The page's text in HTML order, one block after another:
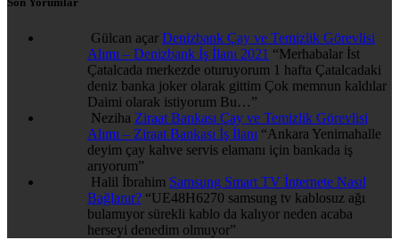
Gülcan açar Denizbank Çay ve Temizlik Görevlisi
Alımı – Denizbank İş İlanı 2021 “Merhabalar İst
Çatalcada merkezde oturuyorum 1 hafta Çatalcadaki
deniz banka joker olarak gittim Çok memnun kaldılar
Daimi olarak istiyorum Bu…”
Neziha Ziraat Bankası Çay ve Temizlik Görevlisi
Alımı – Ziraat Bankası İş İlanı “Ankara Yenimahalle
deyim çay kahve servis elamanı için bankada iş
arıyorum”
Halil İbrahim Samsung Smart TV İnternete Nasıl
Bağlanır? “UE48H6270 samsung tv kablosuz ağı
bulamıyor sürekli kablo da kalıyor neden acaba
herseyi denedim olmuyor”